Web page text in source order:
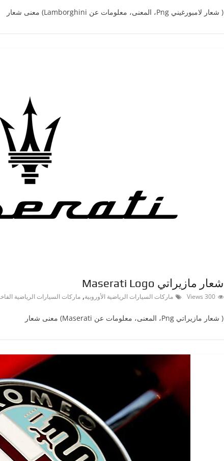
( شعار لامبورغيني ‎Png، المعنى، معلومات عن Lamborghini) معنى شعار
شعار مازيراتي Maserati Logo
300 Views ماركات السيارات الرياضية الأوروبية, ماركات السيارات الرياضية
( شعار مازيراتي ‎Png، المعنى، معلومات عن Maserati) معنى شعار